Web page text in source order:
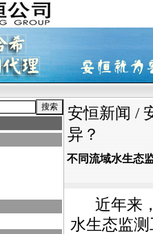
安恒新闻 /
异？
不同流域水生态
近年来，
水生态监